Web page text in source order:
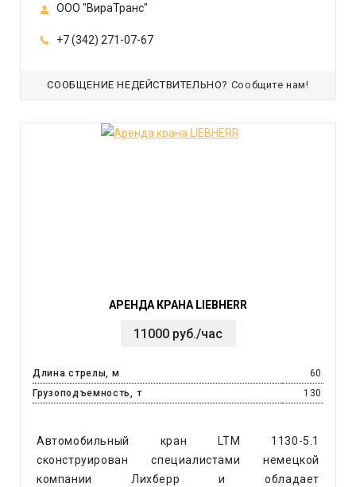
ООО "ВираТранс"
+7 (342) 271-07-67
СООБЩЕНИЕ НЕДЕЙСТВИТЕЛЬНО? Сообщите нам!
АРЕНДА КРАНА LIEBHERR
11000 руб./час
Длина стрелы, м
60
Грузоподъемность, т
130
Автомобильный кран LTM 1130-5.1
сконструирован специалистами немецкой
компании Лихберр и обладает